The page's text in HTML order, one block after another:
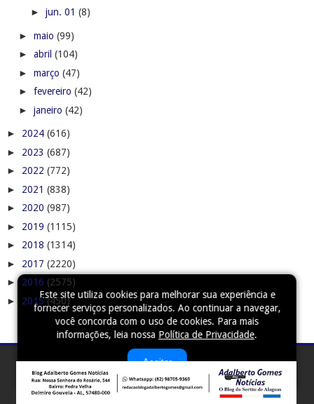
Este site utiliza cookies para melhorar sua experiência e
fornecer serviços personalizados. Ao continuar a navegar,
você concorda com o uso de cookies. Para mais
informações, leia nossa Política de Privacidade.
Aceitar
► jun. 01 (8)
► maio (99)
► abril (104)
► março (47)
► fevereiro (42)
► janeiro (42)
► 2024 (616)
► 2023 (687)
► 2022 (772)
► 2021 (838)
► 2020 (987)
► 2019 (1115)
► 2018 (1314)
► 2017 (2220)
► 2016 (2575)
► 2015(450)